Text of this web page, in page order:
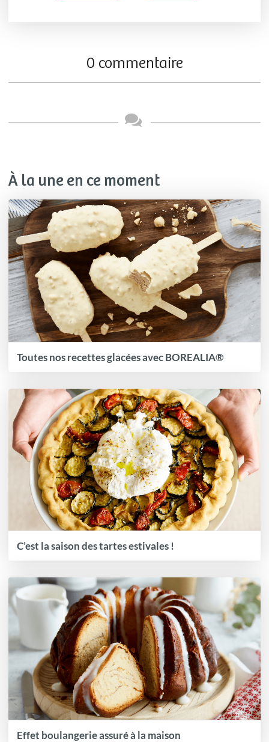
0 commentaire
À la une en ce moment
Toutes nos recettes glacées avec BOREALIA®
C’est la saison des tartes estivales !
Effet boulangerie assuré à la maison